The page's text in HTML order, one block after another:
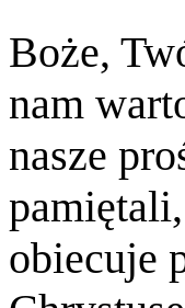
Boże,
nam
nasze
obiecuje